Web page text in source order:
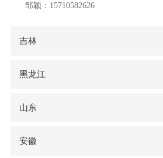
邹颖：15710582626
吉林
黑龙江
山东
安徽